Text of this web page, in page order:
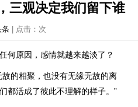
三观决定我们留下谁
条 | 点击： 次
何原因，感情就越来越淡了？
的相聚，也没有无缘无故的离
都活成了彼此不理解的样子。”